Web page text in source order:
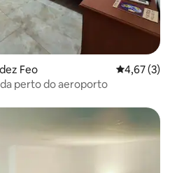
Feo 4,67 de
4,67 (3)
perto do aeroporto